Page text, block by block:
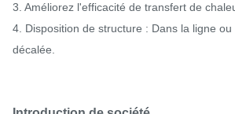
3. Améliorez l'efficacité de transfert de
4. Disposition de structure : Dans la ligne ou
décalée.